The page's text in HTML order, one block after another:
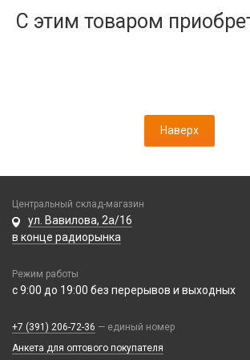
С этим товаром
Камеры
Проклейки
Шлейфы
АЗУ
АЗУ + FM-модулятор
АЗУ + кабель
Кабели
3 в 1
4 в 1
Компьютерная периферия
Аксессуары для ПК
Наверх
Центральный склад-магазин
ул. Вавилова, 2а/16
в конце радиорынка
Режим работы
с 9:00 до 19:00 без перерывов и выходных
+7 (391) 206-72-36 — единый номер
Анкета для оптового покупателя